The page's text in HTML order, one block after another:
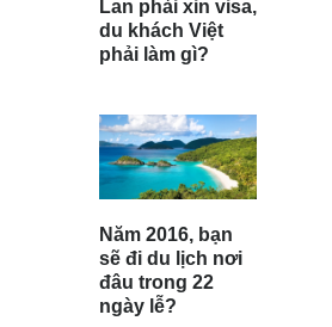
Lan phải xin visa,
du khách Việt
phải làm gì?
Năm 2016, bạn
sẽ đi du lịch nơi
đâu trong 22
ngày lễ?